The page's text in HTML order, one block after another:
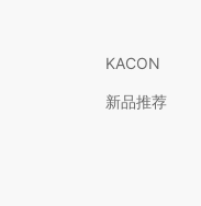
KACON
新品推荐